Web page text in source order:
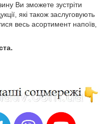
Ви зможете зустріти
які також заслуговують
весь асортимент напоїв,